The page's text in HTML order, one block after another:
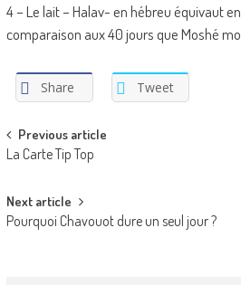
4 – Le lait – Halav- en hébreu équivaut
comparaison aux 40 jours que Moshé
Share Tweet
Post
navigation
Previous article
La Carte Tip Top
Next article
Pourquoi Chavouot dure un seul jour ?